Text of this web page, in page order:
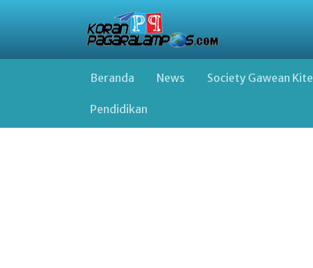
Beranda News Society Gawean Kite
Pendidikan